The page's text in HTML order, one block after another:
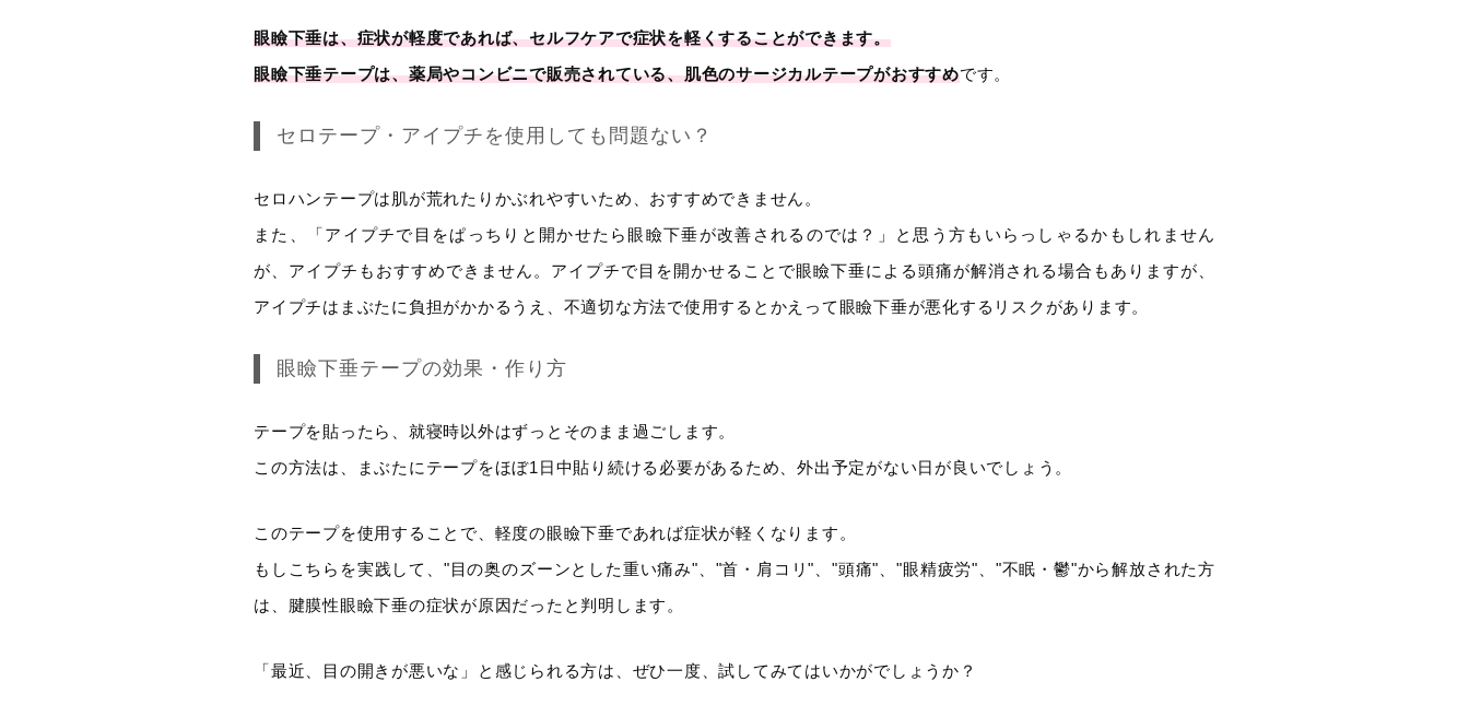
眼瞼下垂は、症状が軽度であれば、セルフケアで症状を軽くすることができます。
眼瞼下垂テープは、薬局やコンビニで販売されている、肌色のサージカルテープがおすすめです。
セロテープ・アイプチを使用しても問題ない？
セロハンテープは肌が荒れたりかぶれやすいため、おすすめできません。
また、「アイプチで目をぱっちりと開かせたら眼瞼下垂が改善されるのでは？」と思う方もいらっしゃるかもしれません
が、アイプチもおすすめできません。アイプチで目を開かせることで眼瞼下垂による頭痛が解消される場合もありますが、
アイプチはまぶたに負担がかかるうえ、不適切な方法で使用するとかえって眼瞼下垂が悪化するリスクがあります。
眼瞼下垂テープの効果・作り方
テープを貼ったら、就寝時以外はずっとそのまま過ごします。
この方法は、まぶたにテープをほぼ1日中貼り続ける必要があるため、外出予定がない日が良いでしょう。
このテープを使用することで、軽度の眼瞼下垂であれば症状が軽くなります。
もしこちらを実践して、"目の奥のズーンとした重い痛み"、"首・肩コリ"、"頭痛"、"眼精疲労"、"不眠・鬱"から解放された方
は、腱膜性眼瞼下垂の症状が原因だったと判明します。
「最近、目の開きが悪いな」と感じられる方は、ぜひ一度、試してみてはいかがでしょうか？